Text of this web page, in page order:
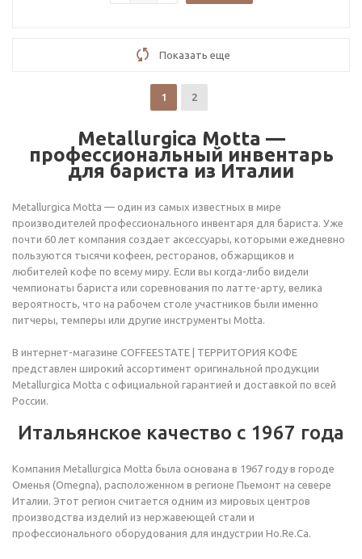
Показать еще
1 2
Metallurgica Motta —
профессиональный инвентарь
для бариста из Италии
Metallurgica Motta — один из самых известных в мире
производителей профессионального инвентаря для бариста. Уже
почти 60 лет компания создает аксессуары, которыми ежедневно
пользуются тысячи кофеен, ресторанов, обжарщиков и
любителей кофе по всему миру. Если вы когда-либо видели
чемпионаты бариста или соревнования по латте-арту, велика
вероятность, что на рабочем столе участников были именно
питчеры, темперы или другие инструменты Motta.
В интернет-магазине COFFEESTATE | ТЕРРИТОРИЯ КОФЕ
представлен широкий ассортимент оригинальной продукции
Metallurgica Motta с официальной гарантией и доставкой по всей
России.
Итальянское качество с 1967 года
Компания Metallurgica Motta была основана в 1967 году в городе
Оменья (Omegna), расположенном в регионе Пьемонт на севере
Италии. Этот регион считается одним из мировых центров
производства изделий из нержавеющей стали и
профессионального оборудования для индустрии Ho.Re.Ca.